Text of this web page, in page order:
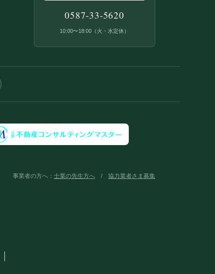
0587-33-5620
10:00〜18:00（火・水定休）
事業者の方へ： 士業の先生方へ / 協力業者さま募集